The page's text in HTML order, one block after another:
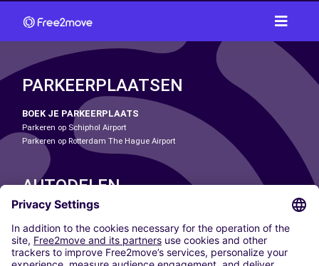
PARKEERPLAATSEN
BOEK JE PARKEERPLAATS
Parkeren op Schiphol Airport
Parkeren op Rotterdam The Hague Airport
AUTODELEN
ONZE STEDEN
Paris
Madrid
Washington DC